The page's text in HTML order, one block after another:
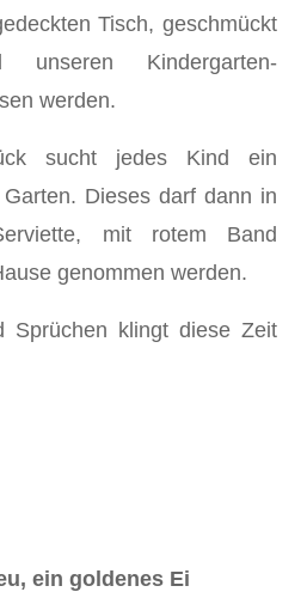
Tisch, geschmückt
Kindergarten-
werden.
sucht jedes Kind ein
Dieses darf dann in
mit rotem Band
genommen werden.
Sprüchen klingt diese Zeit
ein goldenes Ei